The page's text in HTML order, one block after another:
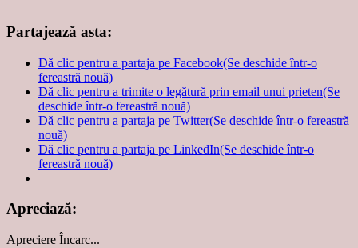
Partajează asta:
Dă clic pentru a partaja pe Facebook(Se deschide într-o
fereastră nouă)
Dă clic pentru a trimite o legătură prin email unui prieten(Se
deschide într-o fereastră nouă)
Dă clic pentru a partaja pe Twitter(Se deschide într-o fereastră
nouă)
Dă clic pentru a partaja pe LinkedIn(Se deschide într-o
fereastră nouă)
Apreciază:
Apreciere Încarc...